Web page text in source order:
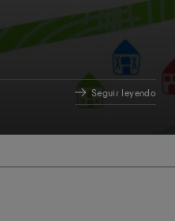
Seguir leyendo